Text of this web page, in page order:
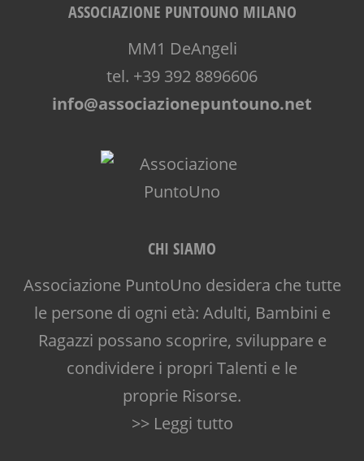
ASSOCIAZIONE PUNTOUNO MILANO
MM1 DeAngeli
tel. +39 392 8896606
info@associazionepuntouno.net
CHI SIAMO
Associazione PuntoUno desidera che tutte
le persone di ogni età: Adulti, Bambini e
Ragazzi possano scoprire, sviluppare e
condividere i propri Talenti e le
proprie Risorse.
>> Leggi tutto